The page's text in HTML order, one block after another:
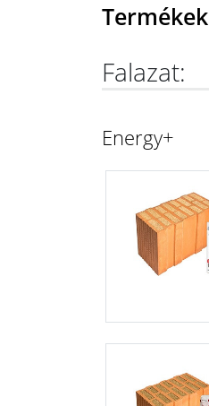
Termékek
Falazat:
Energy+